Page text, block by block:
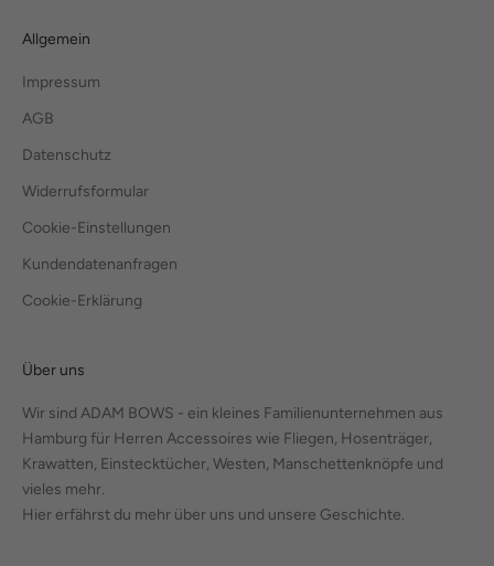
Allgemein
Impressum
AGB
Datenschutz
Widerrufsformular
Cookie-Einstellungen
Kundendatenanfragen
Cookie-Erklärung
Über uns
Wir sind ADAM BOWS - ein kleines Familienunternehmen aus
Hamburg für Herren Accessoires wie Fliegen, Hosenträger,
Krawatten, Einstecktücher, Westen, Manschettenknöpfe und
vieles mehr.
Hier erfährst du mehr über uns und unsere Geschichte.